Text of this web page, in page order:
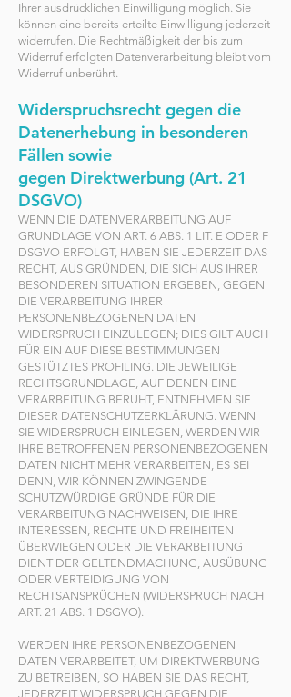
Ihrer ausdrücklichen Einwilligung möglich. Sie
können eine bereits erteilte Einwilligung jederzeit
widerrufen. Die Rechtmäßigkeit der bis zum
Widerruf erfolgten Datenverarbeitung bleibt vom
Widerruf unberührt.
Widerspruchsrecht gegen die
Datenerhebung in besonderen
Fällen sowie
gegen Direktwerbung (Art. 21
DSGVO)
WENN DIE DATENVERARBEITUNG AUF
GRUNDLAGE VON ART. 6 ABS. 1 LIT. E ODER F
DSGVO ERFOLGT, HABEN SIE JEDERZEIT DAS
RECHT, AUS GRÜNDEN, DIE SICH AUS IHRER
BESONDEREN SITUATION ERGEBEN, GEGEN
DIE VERARBEITUNG IHRER
PERSONENBEZOGENEN DATEN
WIDERSPRUCH EINZULEGEN; DIES GILT AUCH
FÜR EIN AUF DIESE BESTIMMUNGEN
GESTÜTZTES PROFILING. DIE JEWEILIGE
RECHTSGRUNDLAGE, AUF DENEN EINE
VERARBEITUNG BERUHT, ENTNEHMEN SIE
DIESER DATENSCHUTZERKLÄRUNG. WENN
SIE WIDERSPRUCH EINLEGEN, WERDEN WIR
IHRE BETROFFENEN PERSONENBEZOGENEN
DATEN NICHT MEHR VERARBEITEN, ES SEI
DENN, WIR KÖNNEN ZWINGENDE
SCHUTZWÜRDIGE GRÜNDE FÜR DIE
VERARBEITUNG NACHWEISEN, DIE IHRE
INTERESSEN, RECHTE UND FREIHEITEN
ÜBERWIEGEN ODER DIE VERARBEITUNG
DIENT DER GELTENDMACHUNG, AUSÜBUNG
ODER VERTEIDIGUNG VON
RECHTSANSPRÜCHEN (WIDERSPRUCH NACH
ART. 21 ABS. 1 DSGVO).
WERDEN IHRE PERSONENBEZOGENEN
DATEN VERARBEITET, UM DIREKTWERBUNG
ZU BETREIBEN, SO HABEN SIE DAS RECHT,
JEDERZEIT WIDERSPRUCH GEGEN DIE